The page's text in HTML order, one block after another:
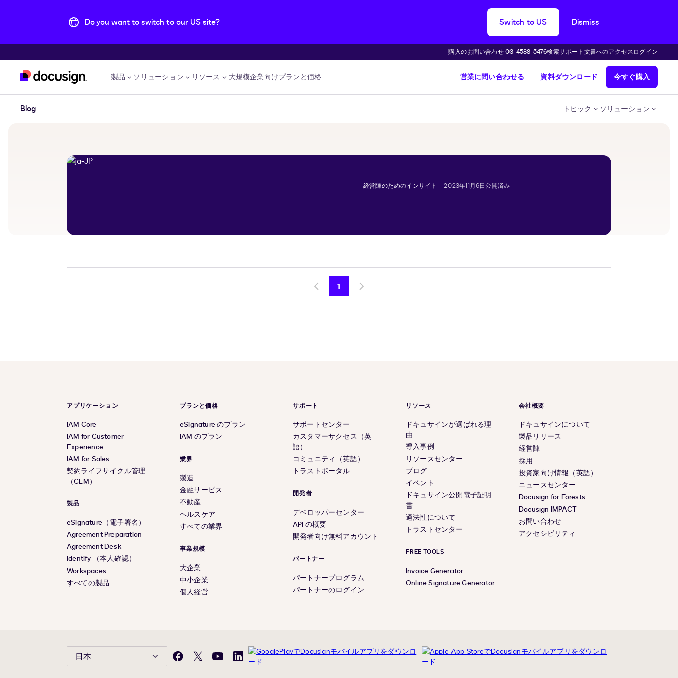
Do you want to switch to our US site? Switch to US Dismiss
購入のお問い合わせ 03-4588-5476検索サポート 文書へのアクセスログイン
製品 ソリューション リソース 大規模企業向けプランと価格 営業に問い合わせる 資料ダウンロード 今すぐ購入
Blog トピック ソリューション
経営陣のためのインサイト 2023年11月6日公開済み
Go
1
Go
アプリケーション
IAM Core
IAM for Customer
Experience
IAM for Sales
契約ライフサイクル管理
（CLM）
製品
eSignature（電子署名）
Agreement Preparation
Agreement Desk
Identify （本人確認）
Workspaces
すべての製品
プランと価格
eSignature のプラン
IAM のプラン
業界
製造
金融サービス
不動産
ヘルスケア
すべての業界
事業規模
大企業
中小企業
個人経営
サポート
サポートセンター
カスタマーサクセス（英
語）
コミュニティ（英語）
トラストポータル
開発者
デベロッパーセンター
API の概要
開発者向け無料アカウント
パートナー
パートナープログラム
パートナーのログイン
リソース
ドキュサインが選ばれる理
由
導入事例
リソースセンター
ブログ
イベント
ドキュサイン公開電子証明
書
適法性について
トラストセンター
FREE TOOLS
Invoice Generator
Online Signature Generator
会社概要
ドキュサインについて
製品リリース
経営陣
採用
投資家向け情報（英語）
ニュースセンター
Docusign for Forests
Docusign IMPACT
お問い合わせ
アクセシビリティ
日本 Facebook
X(旧
YouTubeLinkedIn